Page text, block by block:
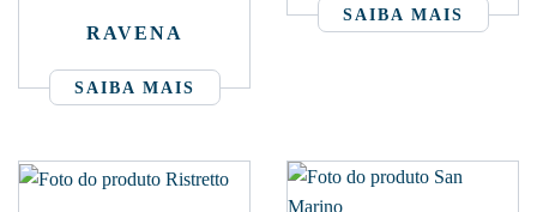
RAVENA
SAIBA MAIS
SAIBA MAIS